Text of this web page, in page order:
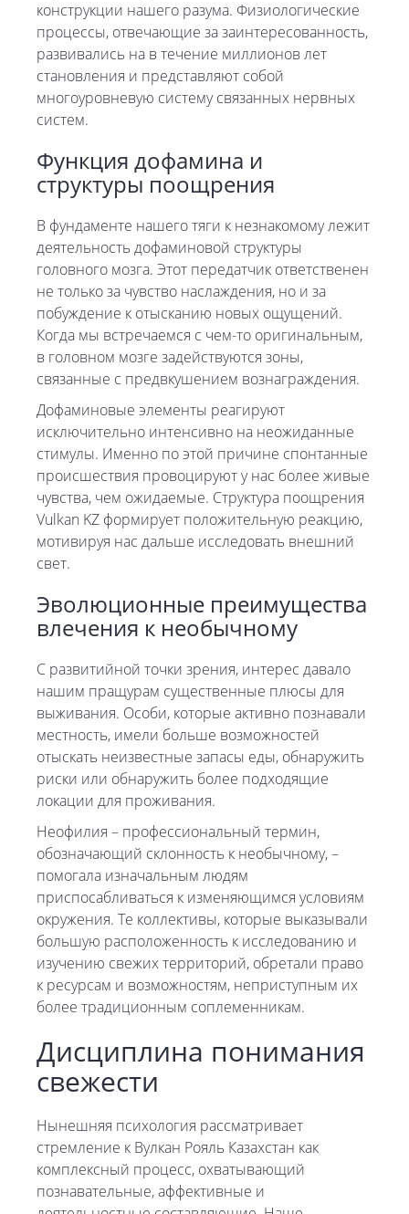
конструкции нашего разума. Физиологические
процессы, отвечающие за заинтересованность,
развивались на в течение миллионов лет
становления и представляют собой
многоуровневую систему связанных нервных
систем.
Функция дофамина и
структуры поощрения
В фундаменте нашего тяги к незнакомому лежит
деятельность дофаминовой структуры
головного мозга. Этот передатчик ответственен
не только за чувство наслаждения, но и за
побуждение к отысканию новых ощущений.
Когда мы встречаемся с чем-то оригинальным,
в головном мозге задействуются зоны,
связанные с предвкушением вознаграждения.
Дофаминовые элементы реагируют
исключительно интенсивно на неожиданные
стимулы. Именно по этой причине спонтанные
происшествия провоцируют у нас более живые
чувства, чем ожидаемые. Структура поощрения
Vulkan KZ формирует положительную реакцию,
мотивируя нас дальше исследовать внешний
свет.
Эволюционные преимущества
влечения к необычному
С развитийной точки зрения, интерес давало
нашим пращурам существенные плюсы для
выживания. Особи, которые активно познавали
местность, имели больше возможностей
отыскать неизвестные запасы еды, обнаружить
риски или обнаружить более подходящие
локации для проживания.
Неофилия – профессиональный термин,
обозначающий склонность к необычному, –
помогала изначальным людям
приспосабливаться к изменяющимся условиям
окружения. Те коллективы, которые выказывали
большую расположенность к исследованию и
изучению свежих территорий, обретали право
к ресурсам и возможностям, неприступным их
более традиционным соплеменникам.
Дисциплина понимания
свежести
Нынешняя психология рассматривает
стремление к Вулкан Рояль Казахстан как
комплексный процесс, охватывающий
познавательные, аффективные и